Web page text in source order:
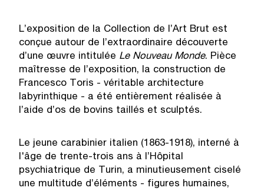
L’exposition de la Collection de l’Art Brut est
conçue autour de l’extraordinaire découverte
d’une œuvre intitulée Le Nouveau Monde. Pièce
maîtresse de l’exposition, la construction de
Francesco Toris - véritable architecture
labyrinthique - a été entièrement réalisée à
l’aide d’os de bovins taillés et sculptés.
Le jeune carabinier italien (1863-1918), interné à
l'âge de trente-trois ans à l’Hôpital
psychiatrique de Turin, a minutieusement ciselé
une multitude d’éléments - figures humaines,